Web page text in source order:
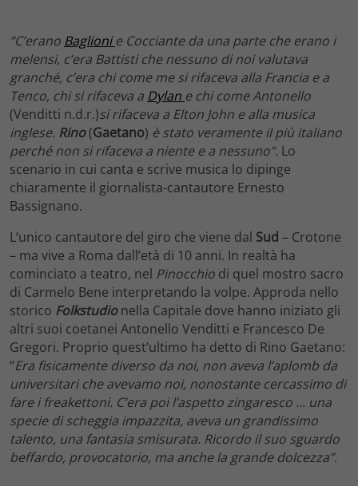
“C’erano Baglionie Cocciante da una parte che erano i
melensi, c’era Battisti che nessuno di noi valutava
granché, c’era chi come me si rifaceva alla Francia e a
Tenco, chi si rifaceva a Dylan e chi come Antonello
(Venditti n.d.r.)si rifaceva a Elton John e alla musica
inglese. Rino(Gaetano) è stato veramente il più italiano
perché non si rifaceva a niente e a nessuno”. Lo
scenario in cui canta e scrive musica lo dipinge
chiaramente il giornalista-cantautore Ernesto
Bassignano.
L’unico cantautore del giro che viene dal Sud – Crotone
– ma vive a Roma dall’età di 10 anni. In realtà ha
cominciato a teatro, nel Pinocchio di quel mostro sacro
di Carmelo Bene interpretando la volpe. Approda nello
storico Folkstudio nella Capitale dove hanno iniziato gli
altri suoi coetanei Antonello Venditti e Francesco De
Gregori. Proprio quest’ultimo ha detto di Rino Gaetano:
“Era fisicamente diverso da noi, non aveva l’aplomb da
universitari che avevamo noi, nonostante cercassimo di
fare i freakettoni. C’era poi l’aspetto zingaresco … una
specie di scheggia impazzita, aveva un grandissimo
talento, una fantasia smisurata. Ricordo il suo sguardo
beffardo, provocatorio, ma anche la grande dolcezza”.